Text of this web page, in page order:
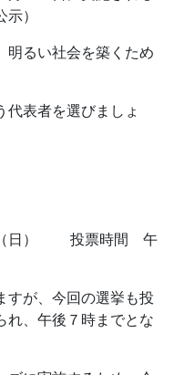
示）
るい社会を築くため
表者を選びましょ
（日） 投票時間 午
が、今回の選挙も投
れ、午後７時までとな